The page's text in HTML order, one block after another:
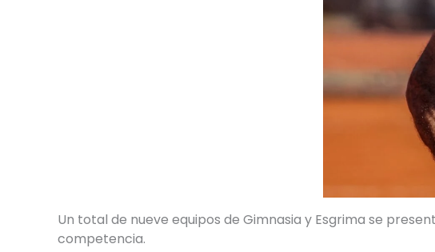
Un total de nueve equipos de Gimnasia y Esgrima se
competencia.